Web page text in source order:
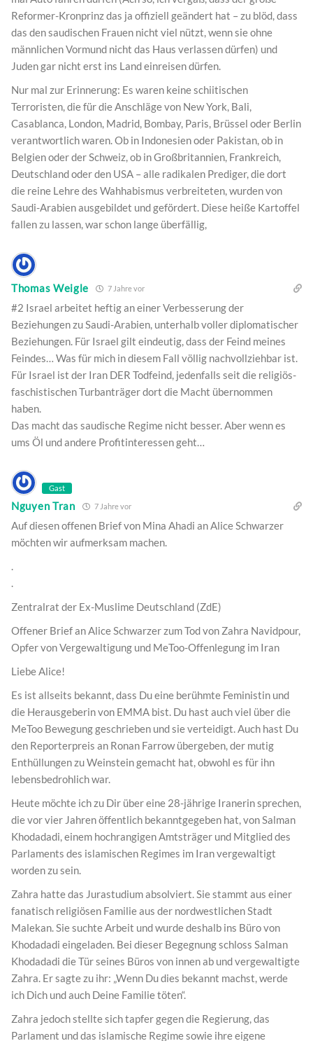
Reformer-Kronprinz das ja offiziell geändert hat – zu blöd, dass
das den saudischen Frauen nicht viel nützt, wenn sie ohne
männlichen Vormund nicht das Haus verlassen dürfen) und
Juden gar nicht erst ins Land einreisen dürfen.
Nur mal zur Erinnerung: Es waren keine schiitischen
Terroristen, die für die Anschläge von New York, Bali,
Casablanca, London, Madrid, Bombay, Paris, Brüssel oder Berlin
verantwortlich waren. Ob in Indonesien oder Pakistan, ob in
Belgien oder der Schweiz, ob in Großbritannien, Frankreich,
Deutschland oder den USA – alle radikalen Prediger, die dort
die reine Lehre des Wahhabismus verbreiteten, wurden von
Saudi-Arabien ausgebildet und gefördert. Diese heiße Kartoffel
fallen zu lassen, war schon lange überfällig,
Thomas Weigle 7 Jahre vor
#2 Israel arbeitet heftig an einer Verbesserung der
Beziehungen zu Saudi-Arabien, unterhalb voller diplomatischer
Beziehungen. Für Israel gilt eindeutig, dass der Feind meines
Feindes… Was für mich in diesem Fall völlig nachvollziehbar ist.
Für Israel ist der Iran DER Todfeind, jedenfalls seit die religiös-
faschistischen Turbanträger dort die Macht übernommen
haben.
Das macht das saudische Regime nicht besser. Aber wenn es
ums Öl und andere Profitinteressen geht…
Gast
Nguyen Tran 7 Jahre vor
Auf diesen offenen Brief von Mina Ahadi an Alice Schwarzer
möchten wir aufmerksam machen.
.
.
Zentralrat der Ex-Muslime Deutschland (ZdE)
Offener Brief an Alice Schwarzer zum Tod von Zahra Navidpour,
Opfer von Vergewaltigung und MeToo-Offenlegung im Iran
Liebe Alice!
Es ist allseits bekannt, dass Du eine berühmte Feministin und
die Herausgeberin von EMMA bist. Du hast auch viel über die
MeToo Bewegung geschrieben und sie verteidigt. Auch hast Du
den Reporterpreis an Ronan Farrow übergeben, der mutig
Enthüllungen zu Weinstein gemacht hat, obwohl es für ihn
lebensbedrohlich war.
Heute möchte ich zu Dir über eine 28-jährige Iranerin sprechen,
die vor vier Jahren öffentlich bekanntgegeben hat, von Salman
Khodadadi, einem hochrangigen Amtsträger und Mitglied des
Parlaments des islamischen Regimes im Iran vergewaltigt
worden zu sein.
Zahra hatte das Jurastudium absolviert. Sie stammt aus einer
fanatisch religiösen Familie aus der nordwestlichen Stadt
Malekan. Sie suchte Arbeit und wurde deshalb ins Büro von
Khodadadi eingeladen. Bei dieser Begegnung schloss Salman
Khodadadi die Tür seines Büros von innen ab und vergewaltigte
Zahra. Er sagte zu ihr: „Wenn Du dies bekannt machst, werde
ich Dich und auch Deine Familie töten“.
Zahra jedoch stellte sich tapfer gegen die Regierung, das
Parlament und das islamische Regime sowie ihre eigene